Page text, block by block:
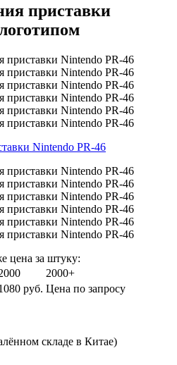
приставки
цена за штуку:
2000+
руб. Цена по запросу
складе в Китае)